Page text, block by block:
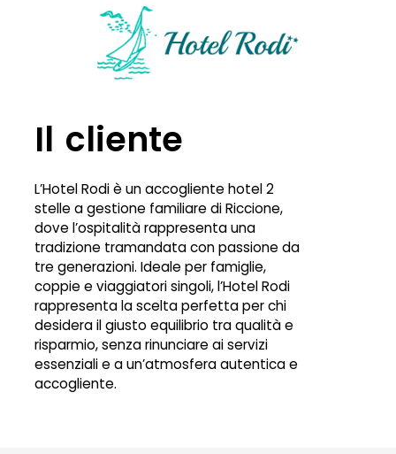
Il cliente
L’Hotel Rodi è un accogliente hotel 2
stelle a gestione familiare di Riccione,
dove l’ospitalità rappresenta una
tradizione tramandata con passione da
tre generazioni. Ideale per famiglie,
coppie e viaggiatori singoli, l’Hotel Rodi
rappresenta la scelta perfetta per chi
desidera il giusto equilibrio tra qualità e
risparmio, senza rinunciare ai servizi
essenziali e a un’atmosfera autentica e
accogliente.